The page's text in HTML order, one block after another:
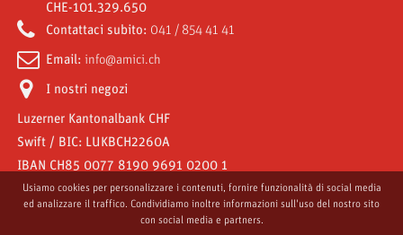
Amici World
I miei buoni
CHE-101.329.650
Contattaci subito: 041 / 854 41 41
Email: info@amici.ch
I nostri negozi
Luzerner Kantonalbank CHF
Swift / BIC: LUKBCH2260A
IBAN CH85 0077 8190 9691 0200 1
Usiamo cookies per personalizzare i contenuti, fornire funzionalità di social media
ed analizzare il traffico. Condividiamo inoltre informazioni sull'uso del nostro sito
con social media e partners.